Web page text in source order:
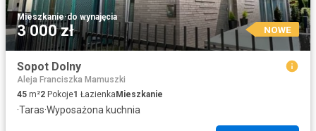
Mieszkanie·do wynajęcia
3 000 zł NOWE
Sopot Dolny
Aleja Franciszka Mamuszki
45 m²2 Pokoje1 Łazienka Mieszkanie
·Taras·Wyposażona kuchnia